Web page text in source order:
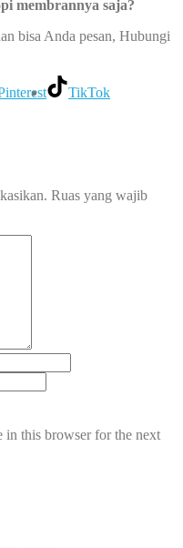
membrannya saja?
bisa Anda pesan, Hubungi
TikTok
Ruas yang wajib
in this browser for the next